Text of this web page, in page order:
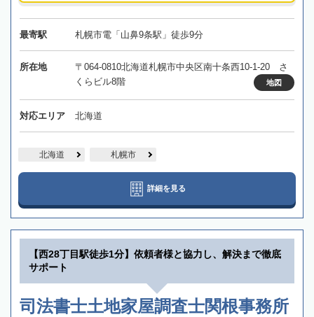
最寄駅 札幌市電「山鼻9条駅」徒歩9分
所在地
〒064-0810北海道札幌市中央区南十条西10-1-20 さ
くらビル8階
地図
対応エリア 北海道
北海道 札幌市
詳細を見る
【西28丁目駅徒歩1分】依頼者様と協力し、解決まで徹底
サポート
司法書士土地家屋調査士関根事務所